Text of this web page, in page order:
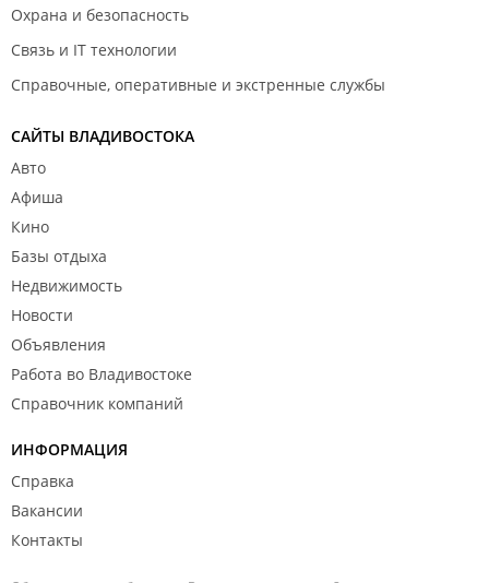
Охрана и безопасность
Связь и IT технологии
Справочные, оперативные и экстренные службы
САЙТЫ ВЛАДИВОСТОКА
Авто
Афиша
Кино
Базы отдыха
Недвижимость
Новости
Объявления
Работа во Владивостоке
Справочник компаний
ИНФОРМАЦИЯ
Справка
Вакансии
Контакты